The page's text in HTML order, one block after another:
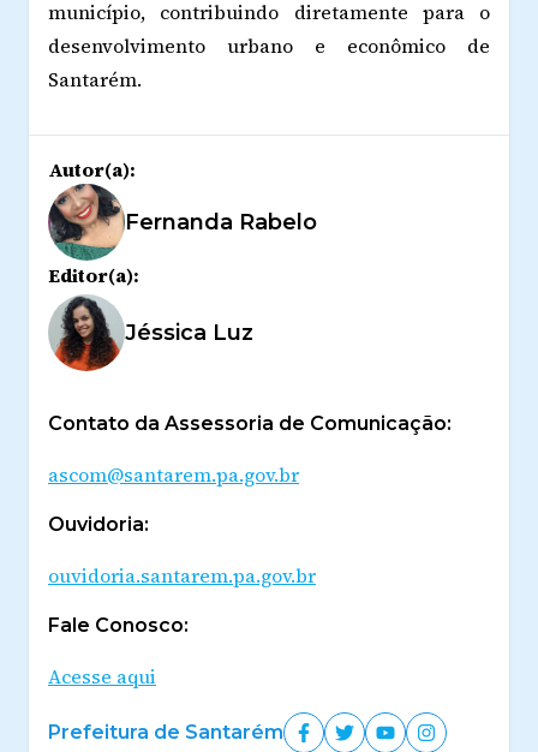
município, contribuindo diretamente para o
desenvolvimento urbano e econômico de
Santarém.
Autor(a):
Fernanda Rabelo
Editor(a):
Jéssica Luz
Contato da Assessoria de Comunicação:
ascom@santarem.pa.gov.br
Ouvidoria:
ouvidoria.santarem.pa.gov.br
Fale Conosco:
Acesse aqui
Prefeitura de Santarém